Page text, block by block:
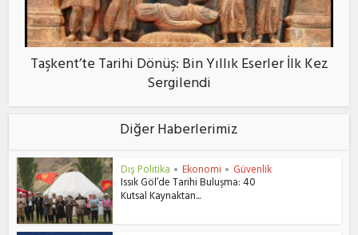
Taşkent’te Tarihi Dönüş: Bin Yıllık Eserler İlk Kez
Sergilendi
Diğer Haberlerimiz
Dış Politika • Ekonomi • Güvenlik
Issık Göl’de Tarihi Buluşma: 40
Kutsal Kaynaktan...